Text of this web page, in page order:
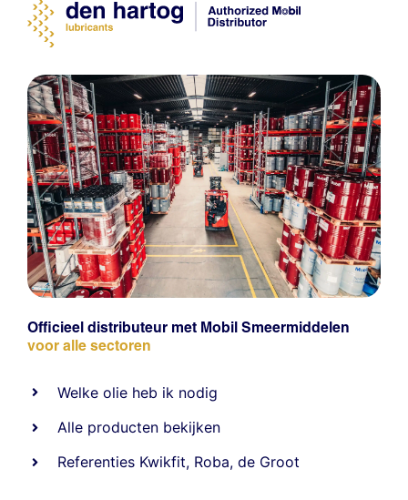
Officieel distributeur met Mobil Smeermiddelen
voor alle sectoren
Welke olie heb ik nodig
Alle producten bekijken
Referenties Kwikfit, Roba,de Groot